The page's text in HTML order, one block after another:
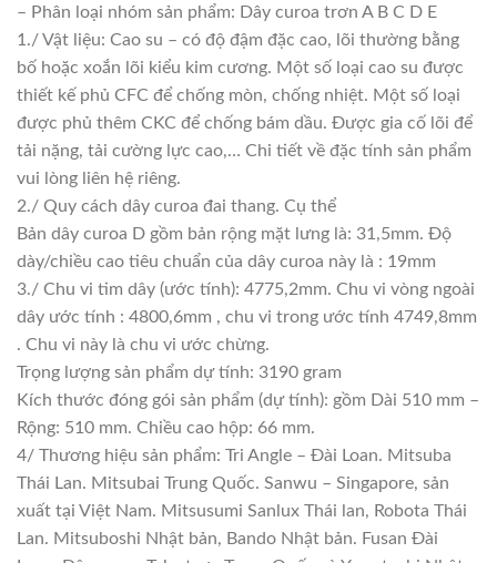
– Phân loại nhóm sản phẩm: Dây curoa trơn A B C D E
1./ Vật liệu: Cao su – có độ đậm đặc cao, lõi thường bằng
bố hoặc xoắn lõi kiểu kim cương. Một số loại cao su được
thiết kế phủ CFC để chống mòn, chống nhiệt. Một số loại
được phủ thêm CKC để chống bám dầu. Được gia cố lõi để
tải nặng, tải cường lực cao,… Chi tiết về đặc tính sản phẩm
vui lòng liên hệ riêng.
2./ Quy cách dây curoa đai thang. Cụ thể
Bản dây curoa D gồm bản rộng mặt lưng là: 31,5mm. Độ
dày/chiều cao tiêu chuẩn của dây curoa này là : 19mm
3./ Chu vi tim dây (ước tính): 4775,2mm. Chu vi vòng ngoài
dây ước tính : 4800,6mm , chu vi trong ước tính 4749,8mm
. Chu vi này là chu vi ước chừng.
Trọng lượng sản phẩm dự tính: 3190 gram
Kích thước đóng gói sản phẩm (dự tính): gồm Dài 510 mm –
Rộng: 510 mm. Chiều cao hộp: 66 mm.
4/ Thương hiệu sản phẩm: Tri Angle – Đài Loan. Mitsuba
Thái Lan. Mitsubai Trung Quốc. Sanwu – Singapore, sản
xuất tại Việt Nam. Mitsusumi Sanlux Thái lan, Robota Thái
Lan. Mitsuboshi Nhật bản, Bando Nhật bản. Fusan Đài